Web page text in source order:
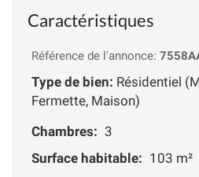
Caractéristiques
Référence de l'annonce:
Type de bien: Résidentiel
Fermette, Maison)
Chambres: 3
Surface habitable: 103 m²